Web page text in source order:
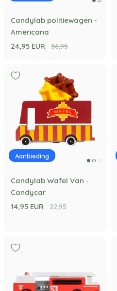
Candylab politiewagen -
Americana
24,95 EUR
36,95
Aanbieding
Candylab Wafel Van -
Candycar
14,95 EUR
22,95